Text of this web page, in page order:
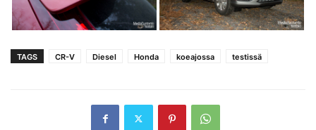
TAGS CR-V Diesel Honda koeajossa testissä